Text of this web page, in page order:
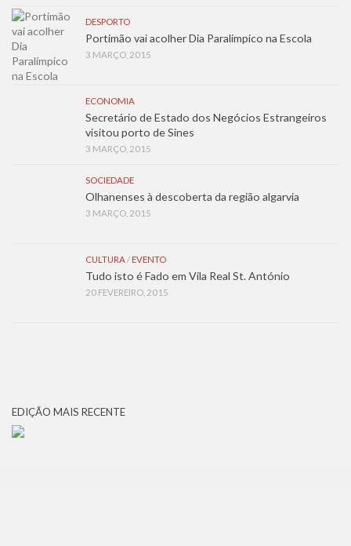
DESPORTO
Portimão vai acolher Dia Paralímpico na Escola
3 MARÇO, 2015
ECONOMIA
Secretário de Estado dos Negócios Estrangeiros
visitou porto de Sines
3 MARÇO, 2015
SOCIEDADE
Olhanenses à descoberta da região algarvia
3 MARÇO, 2015
CULTURA/ EVENTO
Tudo isto é Fado em Vila Real St. António
20 FEVEREIRO, 2015
EDIÇÃO MAIS RECENTE